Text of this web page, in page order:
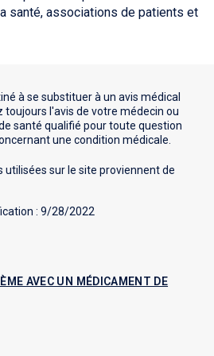
of angina under-recognition on
about the causes of chest
2/2023
disponibles sur demande.
santé, associations de patients et
à se substituer à un avis médical
l'avis de votre médecin ou
santé qualifié pour toute question
une condition médicale.
utilisées sur le site proviennent de
: 9/28/2022
AVEC UN MÉDICAMENT DE